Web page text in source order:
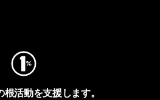
活動を支援します。